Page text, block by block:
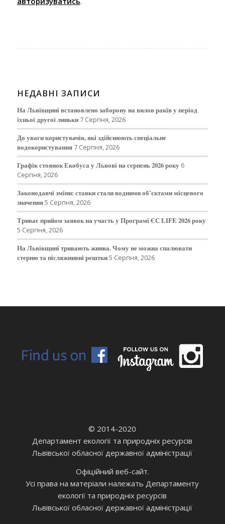
НЕДАВНІ ЗАПИСИ
На Львівщині встановлено заборону на вилов раків у період
їхньої другої линьки 7 Серпня, 2026
До уваги користувачів, які здійснюють спеціальне
водокористування 7 Серпня, 2026
Графік стоянок Екобуса у Львові на серпень 2026 року 6
Серпня, 2026
Законодавчі зміни: ставки стали водними об’єктами місцевого
значення5 Серпня, 2026
Триває прийом заявок на участь у Програмі ЄС LIFE 2026 року
5 Серпня, 2026
На Львівщині тривають жнива. Чому не можна спалювати
стерню та післяжнивні рештки5 Серпня, 2026
© 2014-2020
Департамент екології та природніх ресурсів
Львівської обласної державної адміністрації
Офіційний веб-сайт.
Усі права на матеріали належать Департаменту
екології та природніх ресурсів
Львівської обласної державної адміністрації